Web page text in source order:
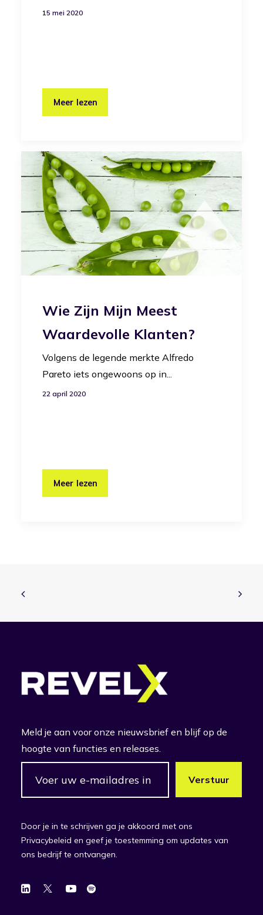
15 mei 2020
Meer lezen
Wie Zijn Mijn Meest
Waardevolle Klanten?
Volgens de legende merkte Alfredo
Pareto iets ongewoons op in...
22 april 2020
Meer lezen
Meld je aan voor onze nieuwsbrief en blijf op de
hoogte van functies en releases.
Door je in te schrijven ga je akkoord met ons
Privacybeleid en geef je toestemming om updates van
ons bedrijf te ontvangen.